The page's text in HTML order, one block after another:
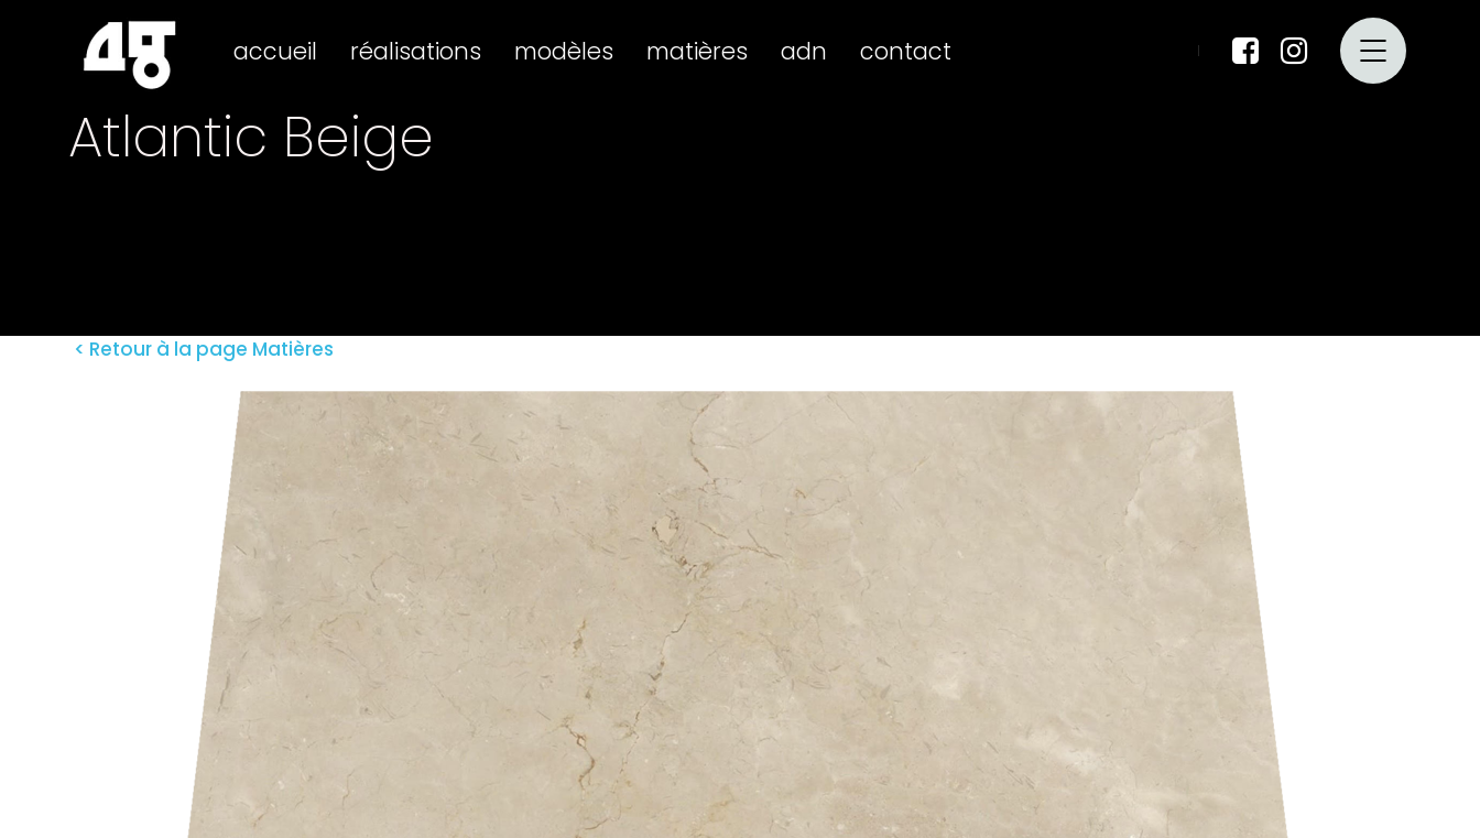
accueil réalisations modèles matières adn contact
Atlantic Beige
Atlantic Beige
< Retour à la page Matières